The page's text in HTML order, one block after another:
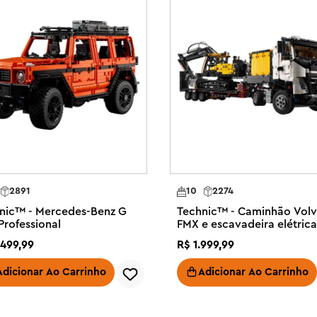
Mighty Machines (42233)
de idade.
1 brinquedo surpresa que
basculante, caminhão
de esteira ou escavadeira.
função de movimento LEGO®
enquanto constroem.
de jogo com estatísticas
um modelo e criem
de construção LEGO®
complemento para a coleção
em uma prateleira, mesa de
2891
- Mercedes-Benz G
499,99
Ao Carrinho
2274
10
Technic™ - Caminhão
FMX e escavadeira elétrica
R$ 1.999,99
Adicionar Ao Carrinho